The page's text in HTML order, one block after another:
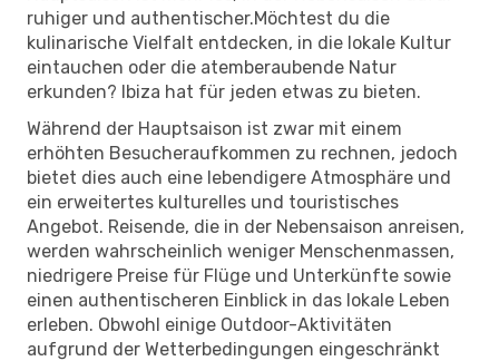
ruhiger und authentischer.Möchtest du die
kulinarische Vielfalt entdecken, in die lokale Kultur
eintauchen oder die atemberaubende Natur
erkunden? Ibiza hat für jeden etwas zu bieten.
Während der Hauptsaison ist zwar mit einem
erhöhten Besucheraufkommen zu rechnen, jedoch
bietet dies auch eine lebendigere Atmosphäre und
ein erweitertes kulturelles und touristisches
Angebot. Reisende, die in der Nebensaison anreisen,
werden wahrscheinlich weniger Menschenmassen,
niedrigere Preise für Flüge und Unterkünfte sowie
einen authentischeren Einblick in das lokale Leben
erleben. Obwohl einige Outdoor-Aktivitäten
aufgrund der Wetterbedingungen eingeschränkt